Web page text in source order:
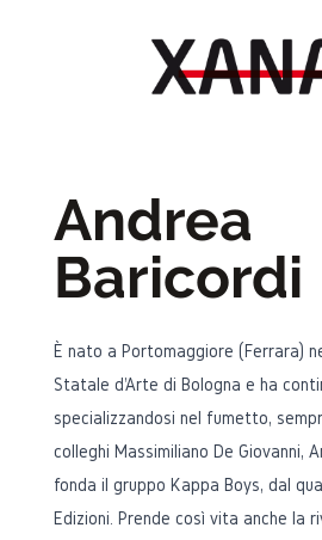
Andrea
Baricordi
È nato a Portomaggiore (Ferrara)
Statale d'Arte di Bologna e ha
specializzandosi nel fumetto,
colleghi Massimiliano De Giovanni,
fonda il gruppo Kappa Boys, dal
Edizioni. Prende così vita anche la